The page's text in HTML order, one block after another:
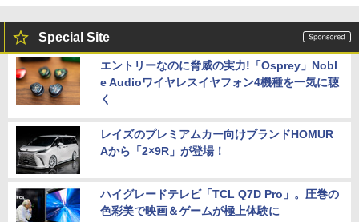
Special Site
エントリーなのに脅威の実力!「Osprey」Nobl
e Audioワイヤレスイヤフォン4機種を一気に聴
く
レイズのプレミアムカー向けブランドHOMUR
Aから「2×9R」が登場！
ハイグレードテレビ「TCL Q7D Pro」。圧巻の
色彩美で映画＆ゲームが極上体験に